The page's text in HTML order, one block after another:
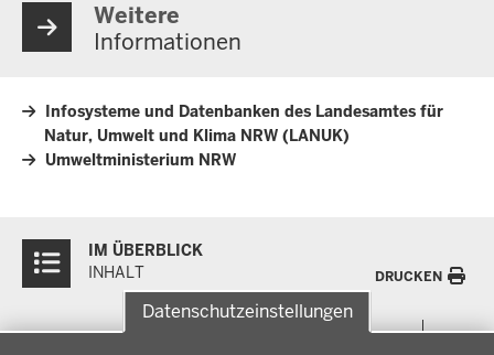
Datenschutzeinstellungen
Weitere
Informationen
Infosysteme und Datenbanken des Landesamtes für
Natur, Umwelt und Klima NRW (LANUK)
Umweltministerium NRW
Inhalte
IM ÜBERBLICK
INHALT
DRUCKEN
THEMEN